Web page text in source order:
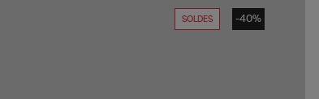
SOLDES -40%